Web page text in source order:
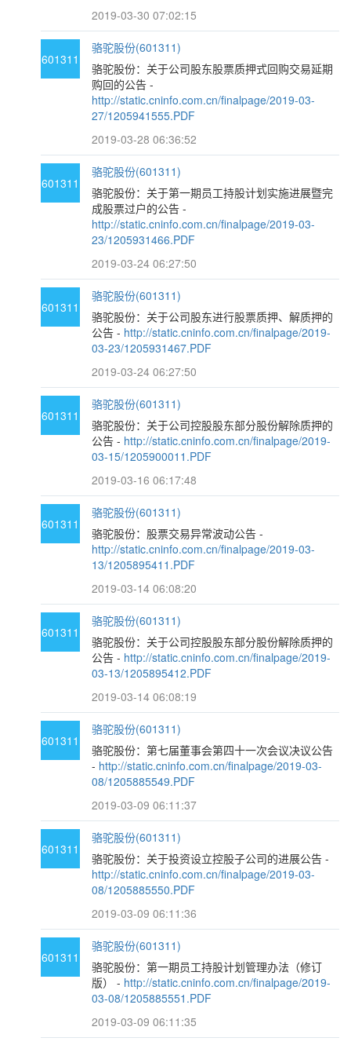
2019-03-30 07:02:15
601311
骆驼股份(601311)
骆驼股份：关于公司股东股票质押式回购交易延期
购回的公告 -
http://static.cninfo.com.cn/finalpage/2019-03-
27/1205941555.PDF
2019-03-28 06:36:52
601311
骆驼股份(601311)
骆驼股份：关于第一期员工持股计划实施进展暨完
成股票过户的公告 -
http://static.cninfo.com.cn/finalpage/2019-03-
23/1205931466.PDF
2019-03-24 06:27:50
601311
骆驼股份(601311)
骆驼股份：关于公司股东进行股票质押、解质押的
公告 - http://static.cninfo.com.cn/finalpage/2019-
03-23/1205931467.PDF
2019-03-24 06:27:50
601311
骆驼股份(601311)
骆驼股份：关于公司控股股东部分股份解除质押的
公告 - http://static.cninfo.com.cn/finalpage/2019-
03-15/1205900011.PDF
2019-03-16 06:17:48
601311
骆驼股份(601311)
骆驼股份：股票交易异常波动公告 -
http://static.cninfo.com.cn/finalpage/2019-03-
13/1205895411.PDF
2019-03-14 06:08:20
601311
骆驼股份(601311)
骆驼股份：关于公司控股股东部分股份解除质押的
公告 - http://static.cninfo.com.cn/finalpage/2019-
03-13/1205895412.PDF
2019-03-14 06:08:19
601311
骆驼股份(601311)
骆驼股份：第七届董事会第四十一次会议决议公告
- http://static.cninfo.com.cn/finalpage/2019-03-
08/1205885549.PDF
2019-03-09 06:11:37
601311
骆驼股份(601311)
骆驼股份：关于投资设立控股子公司的进展公告 -
http://static.cninfo.com.cn/finalpage/2019-03-
08/1205885550.PDF
2019-03-09 06:11:36
601311
骆驼股份(601311)
骆驼股份：第一期员工持股计划管理办法（修订
版） - http://static.cninfo.com.cn/finalpage/2019-
03-08/1205885551.PDF
2019-03-09 06:11:35